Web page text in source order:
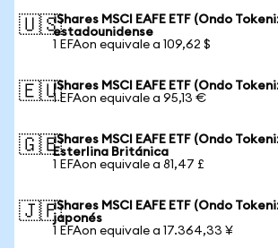
🇺🇸iShares MSCI EAFE ETF (Ondo
estadounidense
1 EFAon equivale a 109,62 $
🇪🇺iShares MSCI EAFE ETF (Ondo
1 EFAon equivale a 95,13 €
🇬🇧iShares MSCI EAFE ETF (Ondo
Esterlina Británica
1 EFAon equivale a 81,47 £
🇯🇵iShares MSCI EAFE ETF (Ondo
japonés
1 EFAon equivale a 17.364,33 ¥